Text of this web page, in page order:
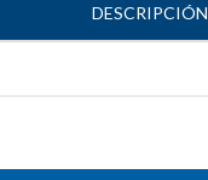
DESCRIPCIÓN